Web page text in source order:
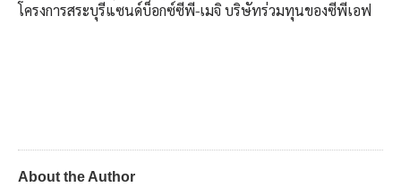
โครงการสระบุรีแซนด์บ็อกซ์ซีพี-เมจิ บริษัทร่วมทุนของซีพีเอฟ
About the Author